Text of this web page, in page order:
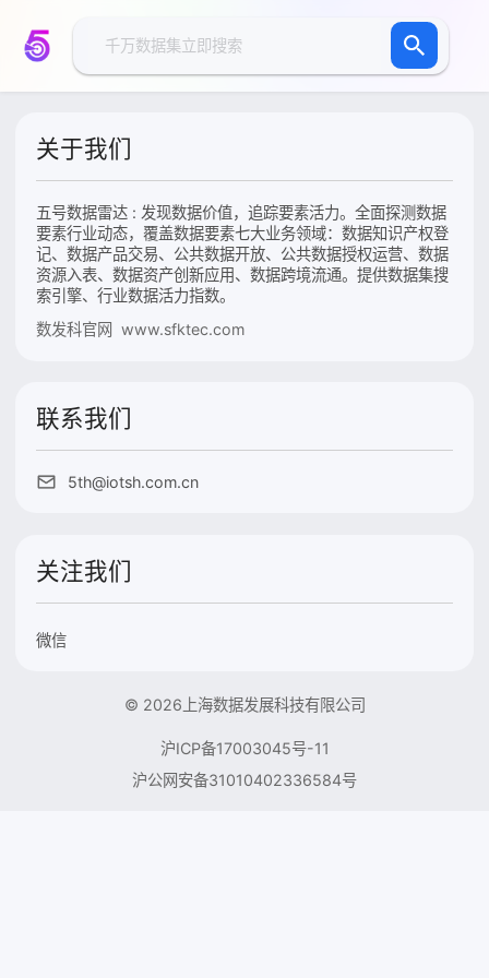
关于我们
五号数据雷达 : 发现数据价值，追踪要素活力。全面探测数据
要素行业动态，覆盖数据要素七大业务领域：数据知识产权登
记、数据产品交易、公共数据开放、公共数据授权运营、数据
资源入表、数据资产创新应用、数据跨境流通。提供数据集搜
索引擎、行业数据活力指数。
数发科官网 www.sfktec.com
联系我们
5th@iotsh.com.cn
关注我们
微信
© 2026上海数据发展科技有限公司
沪ICP备17003045号-11
沪公网安备31010402336584号